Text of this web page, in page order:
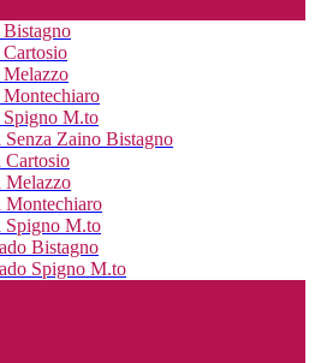
Melazzo
Spigno M.to
Senza Zaino Bistagno
Cartosio
Melazzo
Montechiaro
Spigno M.to
Bistagno
Spigno M.to